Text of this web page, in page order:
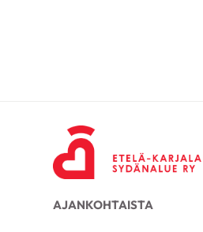
AJANKOHTAISTA